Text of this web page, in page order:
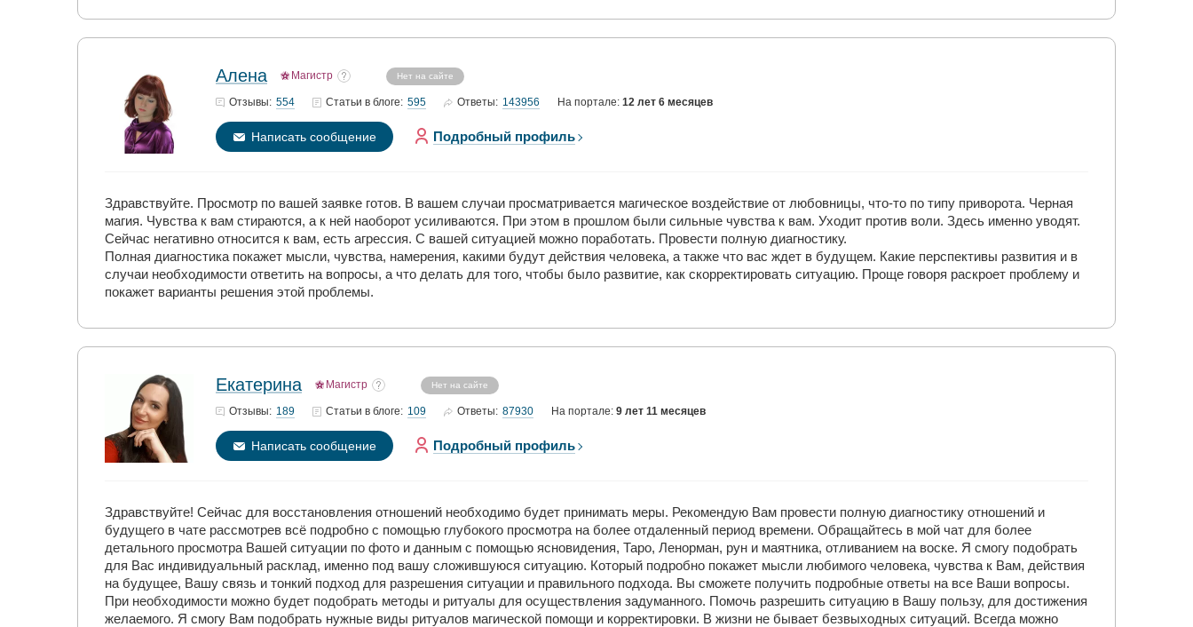
Алена Магистр Нет на сайте
Отзывы: 554 Статьи в блоге: 595 Ответы: 143956 На портале: 12 лет 6 месяцев
Написать сообщение Подробный профиль
Здравствуйте. Просмотр по вашей заявке готов. В вашем случаи просматривается магическое воздействие от любовницы, что-то по типу приворота. Черная
магия. Чувства к вам стираются, а к ней наоборот усиливаются. При этом в прошлом были сильные чувства к вам. Уходит против воли. Здесь именно уводят.
Сейчас негативно относится к вам, есть агрессия. С вашей ситуацией можно поработать. Провести полную диагностику.
Полная диагностика покажет мысли, чувства, намерения, какими будут действия человека, а также что вас ждет в будущем. Какие перспективы развития и в
случаи необходимости ответить на вопросы, а что делать для того, чтобы было развитие, как скорректировать ситуацию. Проще говоря раскроет проблему и
покажет варианты решения этой проблемы.
Екатерина Магистр Нет на сайте
Отзывы: 189 Статьи в блоге: 109 Ответы: 87930 На портале: 9 лет 11 месяцев
Написать сообщение Подробный профиль
Здравствуйте! Сейчас для восстановления отношений необходимо будет принимать меры. Рекомендую Вам провести полную диагностику отношений и
будущего в чате рассмотрев всё подробно с помощью глубокого просмотра на более отдаленный период времени. Обращайтесь в мой чат для более
детального просмотра Вашей ситуации по фото и данным с помощью ясновидения, Таро, Ленорман, рун и маятника, отливанием на воске. Я смогу подобрать
для Вас индивидуальный расклад, именно под вашу сложившуюся ситуацию. Который подробно покажет мысли любимого человека, чувства к Вам, действия
на будущее, Вашу связь и тонкий подход для разрешения ситуации и правильного подхода. Вы сможете получить подробные ответы на все Ваши вопросы.
При необходимости можно будет подобрать методы и ритуалы для осуществления задуманного. Помочь разрешить ситуацию в Вашу пользу, для достижения
желаемого. Я смогу Вам подобрать нужные виды ритуалов магической помощи и корректировки. В жизни не бывает безвыходных ситуаций. Всегда можно